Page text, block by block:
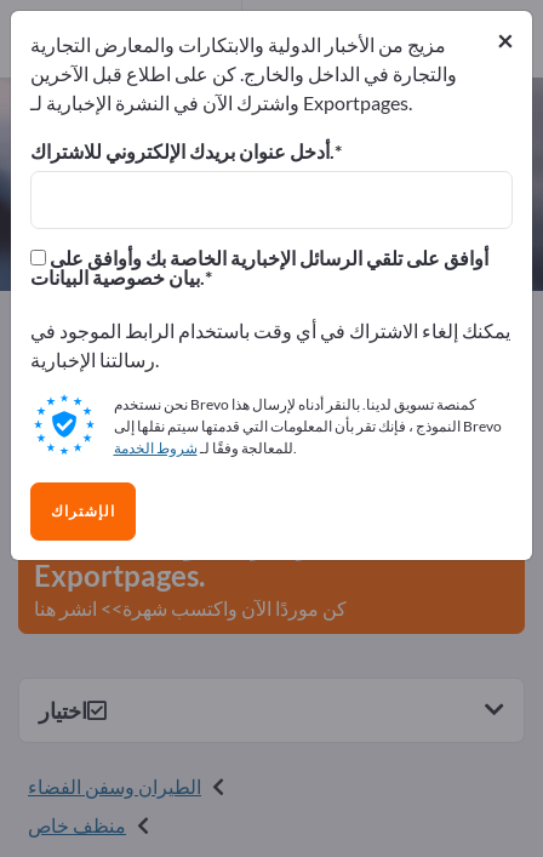
منظفات الطائرات – اعثر على الشركات
المصنعة والموردين
المصدرين2
المصنعين 2
Exportpages
صناعة المركبات والمركبات
الطيران وسفن الفضاء
منظفات الطائرات
أعلن مجانًا على Exportpages!
الاحتياجات – العروض – السلع المستعملة – جهات الاتصال
التجارية >> ابدأ من هنا
انشر شركتك ومنتجاتك على
Exportpages.
كن موردًا الآن واكتسب شهرة>> انشر هنا
اختيار
الطيران وسفن الفضاء
منظف خاص
×
مزيج من الأخبار الدولية والابتكارات والمعارض التجارية
والتجارة في الداخل والخارج. كن على اطلاع قبل الآخرين
واشترك الآن في النشرة الإخبارية لـ Exportpages.
أدخل عنوان بريدك الإلكتروني للاشتراك.
بيان خصوصية البيانات.
يمكنك إلغاء الاشتراك في أي وقت باستخدام الرابط الموجود في
رسالتنا الإخبارية.
نحن نستخدم Brevo كمنصة تسويق لدينا. بالنقر أدناه لإرسال هذا
النموذج ، فإنك تقر بأن المعلومات التي قدمتها سيتم نقلها إلى Brevo
للمعالجة وفقًا لـشروط الخدمة .
الإشتراك